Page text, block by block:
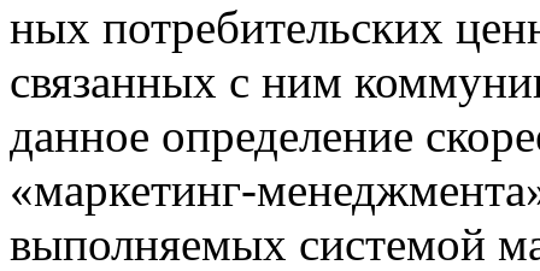
ных потребительских
связанных с ним коммуни
данное определение
«маркетинг-
выполняемых системой